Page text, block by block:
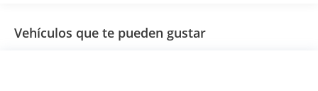
Vehículos que te pueden gustar